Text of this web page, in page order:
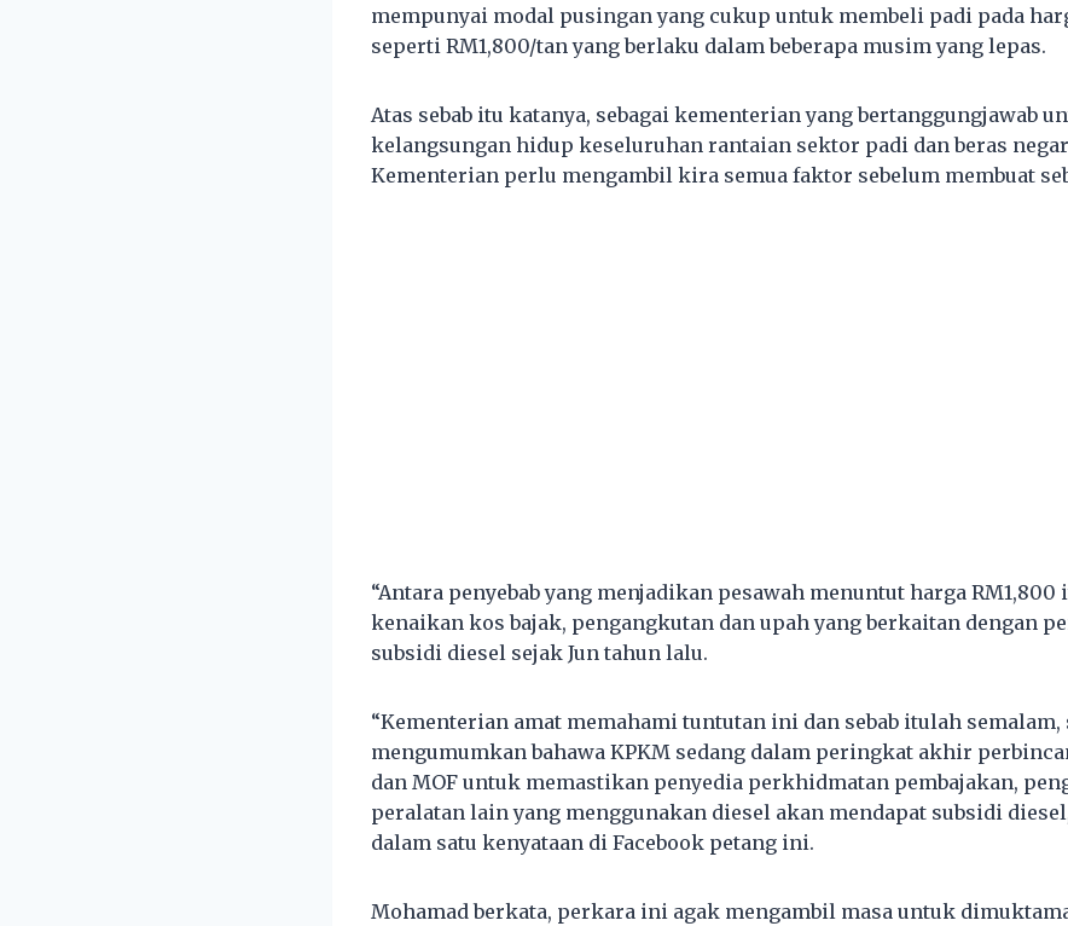
mempunyai modal pusingan yang cukup untuk membeli padi pada
seperti RM1,800/tan yang berlaku dalam beberapa musim yang lepas.
Atas sebab itu katanya, sebagai kementerian yang bertanggungjawab
kelangsungan hidup keseluruhan rantaian sektor padi dan beras
Kementerian perlu mengambil kira semua faktor sebelum membuat
“Antara penyebab yang menjadikan pesawah menuntut harga RM1,800
kenaikan kos bajak, pengangkutan dan upah yang berkaitan dengan
subsidi diesel sejak Jun tahun lalu.
“Kementerian amat memahami tuntutan ini dan sebab itulah semalam,
mengumumkan bahawa KPKM sedang dalam peringkat akhir
dan MOF untuk memastikan penyedia perkhidmatan pembajakan,
peralatan lain yang menggunakan diesel akan mendapat subsidi
dalam satu kenyataan di Facebook petang ini.
Mohamad berkata, perkara ini agak mengambil masa untuk